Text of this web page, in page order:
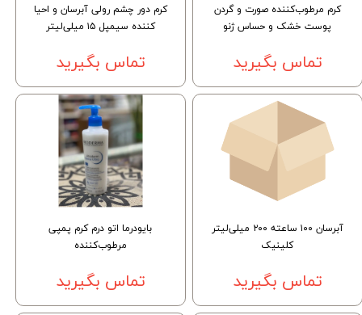
کرم مرطوب‌کننده صورت و گردن
پوست خشک و حساس ژنو
تماس بگیرید
کرم دور چشم رولی آبرسان و احیا
کننده سیمپل ۱۵ میلی‌لیتر
تماس بگیرید
آبرسان ۱۰۰ ساعته ۲۰۰ میلی‌لیتر
کلینیک
تماس بگیرید
بایودرما اتو درم کرم پمپی
مرطوب‌کننده
تماس بگیرید